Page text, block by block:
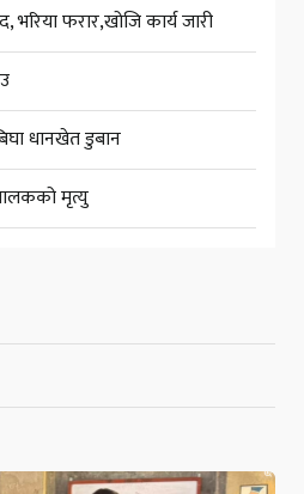
भरिया फरार,खोजि कार्य जारी
धानखेत डुबान
मृत्यु